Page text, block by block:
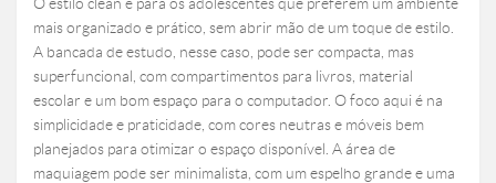
mais organizado e prático, sem abrir mão de um toque de estilo.
A bancada de estudo, nesse caso, pode ser compacta, mas
superfuncional, com compartimentos para livros, material
escolar e um bom espaço para o computador. O foco aqui é na
simplicidade e praticidade, com cores neutras e móveis bem
planejados para otimizar o espaço disponível. A área de
maquiagem pode ser minimalista, com um espelho grande e uma